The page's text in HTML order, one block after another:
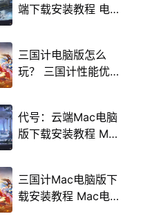
端下载安装教程 电脑
三国计电脑版怎么
玩？ 三国计性能优化
程
代号：云端Mac电脑
版下载安装教程 Mac
三国计Mac电脑版下
载安装教程 Mac电脑